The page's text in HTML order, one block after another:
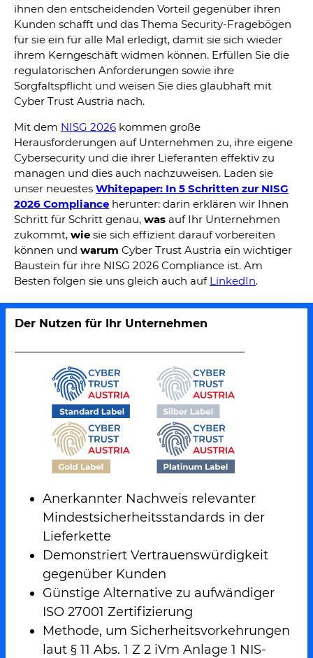
ihnen den entscheidenden Vorteil gegenüber ihren
Kunden schafft und das Thema Security-Fragebögen
für sie ein für alle Mal erledigt, damit sie sich wieder
ihrem Kerngeschäft widmen können. Erfüllen Sie die
regulatorischen Anforderungen sowie ihre
Sorgfaltspflicht und weisen Sie dies glaubhaft mit
Cyber Trust Austria nach.
Mit dem NISG 2026 kommen große
Herausforderungen auf Unternehmen zu, ihre eigene
Cybersecurity und die ihrer Lieferanten effektiv zu
managen und dies auch nachzuweisen. Laden sie
unser neuestes Whitepaper: In 5 Schritten zur NISG
2026 Compliance herunter: darin erklären wir Ihnen
Schritt für Schritt genau, was auf Ihr Unternehmen
zukommt, wie sie sich effizient darauf vorbereiten
können und warum Cyber Trust Austria ein wichtiger
Baustein für ihre NISG 2026 Compliance ist. Am
Besten folgen sie uns gleich auch auf LinkedIn.
Der Nutzen für Ihr Unternehmen
Anerkannter Nachweis relevanter
Mindestsicherheitsstandards in der
Lieferkette
Demonstriert Vertrauenswürdigkeit
gegenüber Kunden
Günstige Alternative zu aufwändiger
ISO 27001 Zertifizierung
Methode, um Sicherheitsvorkehrungen
laut § 11 Abs. 1 Z 2 iVm Anlage 1 NIS-